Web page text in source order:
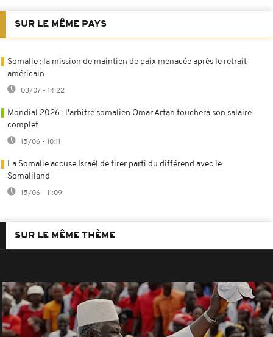
SUR LE MÊME PAYS
Somalie : la mission de maintien de paix menacée après le retrait
américain
03/07 - 14:22
Mondial 2026 : l'arbitre somalien Omar Artan touchera son salaire
complet
15/06 - 10:11
La Somalie accuse Israël de tirer parti du différend avec le
Somaliland
15/06 - 11:09
SUR LE MÊME THÈME